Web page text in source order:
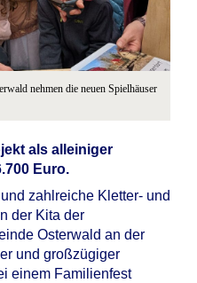
nehmen die neuen Spielhäuser
als alleiniger
Euro.
zahlreiche Kletter- und
der Kita der
Osterwald an der
und großzügiger
einem Familienfest